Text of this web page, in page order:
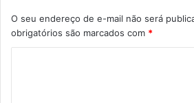
O seu endereço de e-mail não será
obrigatórios são marcados com *